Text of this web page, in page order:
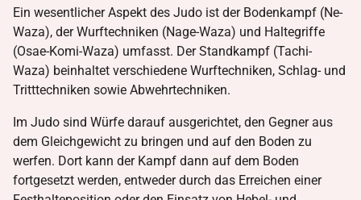
Ein wesentlicher Aspekt des Judo ist der Bodenkampf (Ne-
Waza), der Wurftechniken (Nage-Waza) und Haltegriffe
(Osae-Komi-Waza) umfasst. Der Standkampf (Tachi-
Waza) beinhaltet verschiedene Wurftechniken, Schlag- und
Tritttechniken sowie Abwehrtechniken.
Im Judo sind Würfe darauf ausgerichtet, den Gegner aus
dem Gleichgewicht zu bringen und auf den Boden zu
werfen. Dort kann der Kampf dann auf dem Boden
fortgesetzt werden, entweder durch das Erreichen einer